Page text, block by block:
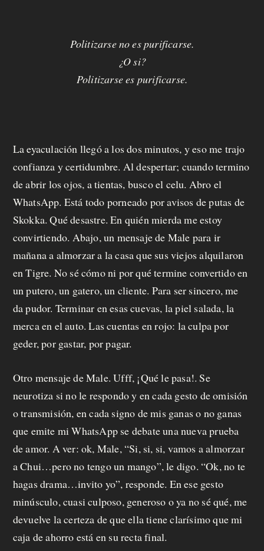
n
d
á
t
u
p
r
o
p
e
s
t
a
C
a
Politizarse no es purificarse.
¿O si?
Politizarse es purificarse.
La eyaculación llegó a los dos minutos, y eso me trajo
confianza y certidumbre. Al despertar; cuando termino
de abrir los ojos, a tientas, busco el celu. Abro el
WhatsApp. Está todo porneado por avisos de putas de
Skokka. Qué desastre. En quién mierda me estoy
convirtiendo. Abajo, un mensaje de Male para ir
mañana a almorzar a la casa que sus viejos alquilaron
en Tigre. No sé cómo ni por qué termine convertido en
un putero, un gatero, un cliente. Para ser sincero, me
da pudor. Terminar en esas cuevas, la piel salada, la
merca en el auto. Las cuentas en rojo: la culpa por
geder, por gastar, por pagar.
Otro mensaje de Male. Ufff, ¡Qué le pasa!. Se
neurotiza si no le respondo y en cada gesto de omisión
o transmisión, en cada signo de mis ganas o no ganas
que emite mi WhatsApp se debate una nueva prueba
de amor. A ver: ok, Male, “Si, si, si, vamos a almorzar
a Chui…pero no tengo un mango”, le digo. “Ok, no te
hagas drama…invito yo”, responde. En ese gesto
minúsculo, cuasi culposo, generoso o ya no sé qué, me
devuelve la certeza de que ella tiene clarísimo que mi
caja de ahorro está en su recta final.